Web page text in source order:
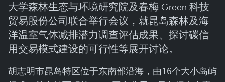
大学森林生态与环境研究院及春梅 Green 科技
贸易股份公司联合举行会议，就昆岛森林及海
洋温室气体减排潜力调查评估成果、探讨碳信
用交易模式建设的可行性等展开讨论。
胡志明市昆岛特区位于东南部沿海，由16个大小岛屿